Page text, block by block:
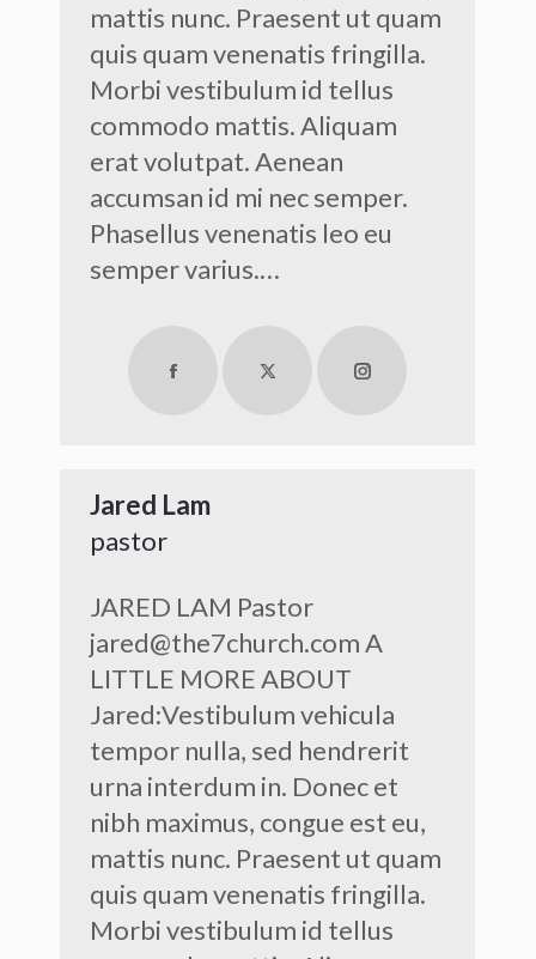
mattis nunc. Praesent ut quam
quis quam venenatis fringilla.
Morbi vestibulum id tellus
commodo mattis. Aliquam
erat volutpat. Aenean
accumsan id mi nec semper.
Phasellus venenatis leo eu
semper varius.…
Facebook
X Instagram
Jared Lam
pastor
JARED LAM Pastor
jared@the7church.com A
LITTLE MORE ABOUT
Jared:Vestibulum vehicula
tempor nulla, sed hendrerit
urna interdum in. Donec et
nibh maximus, congue est eu,
mattis nunc. Praesent ut quam
quis quam venenatis fringilla.
Morbi vestibulum id tellus